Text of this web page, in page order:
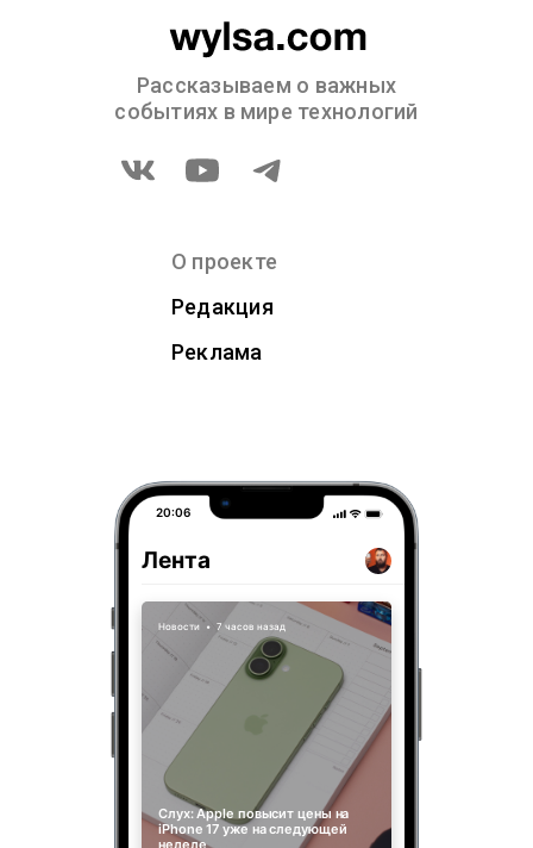
Рассказываем о важных
событиях в мире технологий
О проекте
Редакция
Реклама
20:06
Лента
Новости • 7 часов назад
Слух: Apple повысит цены на
iPhone 17 уже на следующей
неделе